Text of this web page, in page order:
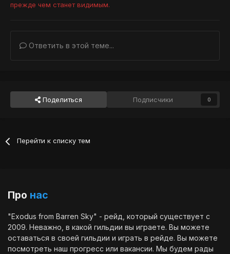
прежде чем станет видимым.
Ответить в этой теме...
Поделиться Подписчики 0
Перейти к списку тем
Про нас
"Exodus from Barren Sky" - рейд, который существует с
2009. Неважно, в какой гильдии вы играете. Вы можете
оставаться в своей гильдии и играть в рейде. Вы можете
посмотреть наш прогресс или вакансии. Мы будем рады